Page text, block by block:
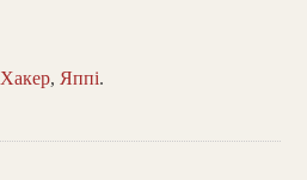
Хакер, Яппі.